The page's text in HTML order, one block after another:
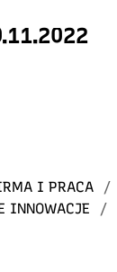
I PRACA /
INNOWACJE /